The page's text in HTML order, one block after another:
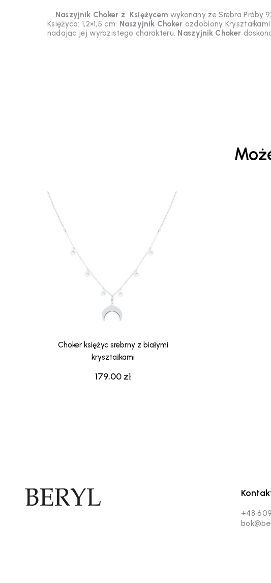
Naszyjnik Choker z Księżycem wykonany ze Srebra Próby
Księżyca: 1,2×1,5 cm. Naszyjnik Choker ozdobiony
nadając jej wyrazistego charakteru. Naszyjnik Choker
179,00 zł
Choker księżyc srebrny z białymi
kryształkami
+48